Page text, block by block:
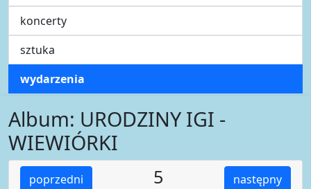
koncerty
sztuka
wydarzenia
Album: URODZINY IGI -
WIEWIÓRKI
poprzedni następny
5